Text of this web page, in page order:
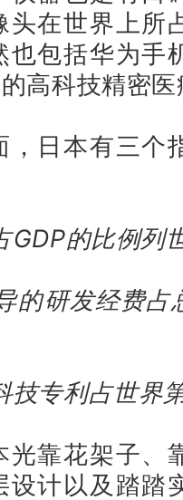
头在世界上所
也包括华为手
高科技精密
，日本有三个
GDP的比例列
的研发经费占
技专利占世界
光靠花架子、
设计以及踏踏